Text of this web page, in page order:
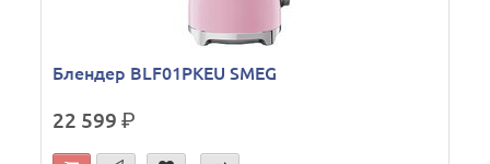
Блендер BLF01PKEU SMEG
22 599р.